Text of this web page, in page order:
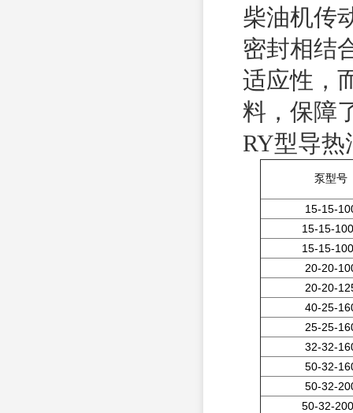
柴油机传
密封相结
适应性，
料，保障
RY型导
泵型号
15-15-
15-15-
15-15-
20-20-
20-20-
40-25-
25-25-
32-32-
50-32-
50-32-
50-32-